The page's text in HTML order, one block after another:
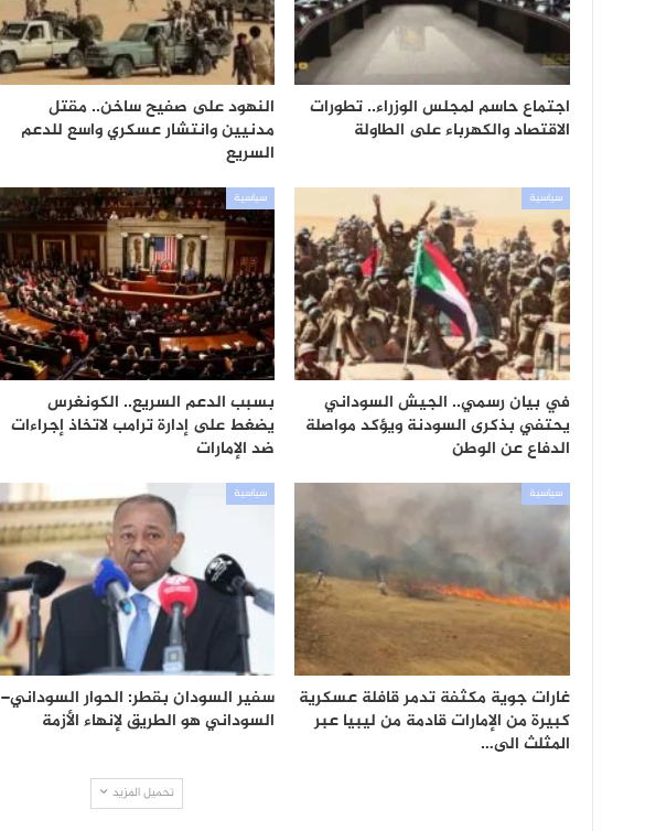
اجتماع حاسم لمجلس الوزراء.. تطورات
الاقتصاد والكهرباء على الطاولة
النهود على صفيح ساخن.. مقتل
مدنيين وانتشار عسكري واسع للدعم
السريع
سياسية
في بيان رسمي.. الجيش السوداني
يحتفي بذكرى السودنة ويؤكد مواصلة
الدفاع عن الوطن
سياسية
بسبب الدعم السريع.. الكونغرس
يضغط على إدارة ترامب لاتخاذ إجراءات
ضد الإمارات
سياسية
غارات جوية مكثفة تدمر قافلة عسكرية
كبيرة من الإمارات قادمة من ليبيا عبر
المثلث الى…
سياسية
سفير السودان بقطر: الحوار السوداني–
السوداني هو الطريق لإنهاء الأزمة
تحميل المزيد